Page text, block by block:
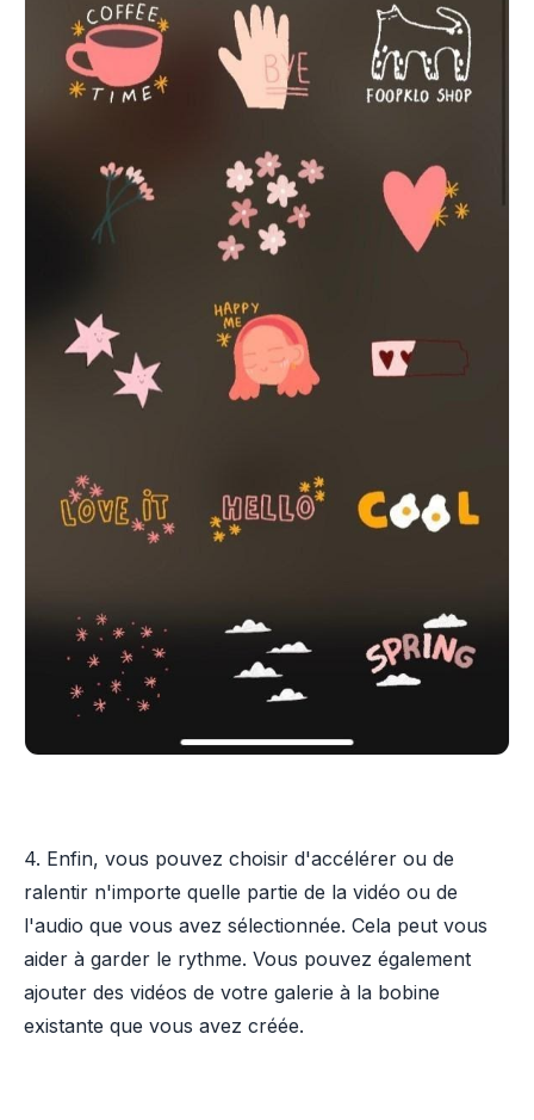
4. Enfin, vous pouvez choisir d'accélérer ou de
ralentir n'importe quelle partie de la vidéo ou de
l'audio que vous avez sélectionnée. Cela peut vous
aider à garder le rythme. Vous pouvez également
ajouter des vidéos de votre galerie à la bobine
existante que vous avez créée.